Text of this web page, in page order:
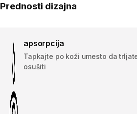
Prednosti dizajna
apsorpcija
Tapkajte po koži umesto da
osušiti